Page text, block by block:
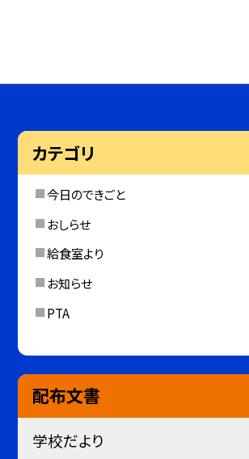
カテゴリ
今日のできごと
おしらせ
給食室より
お知らせ
PTA
配布文書
学校だより